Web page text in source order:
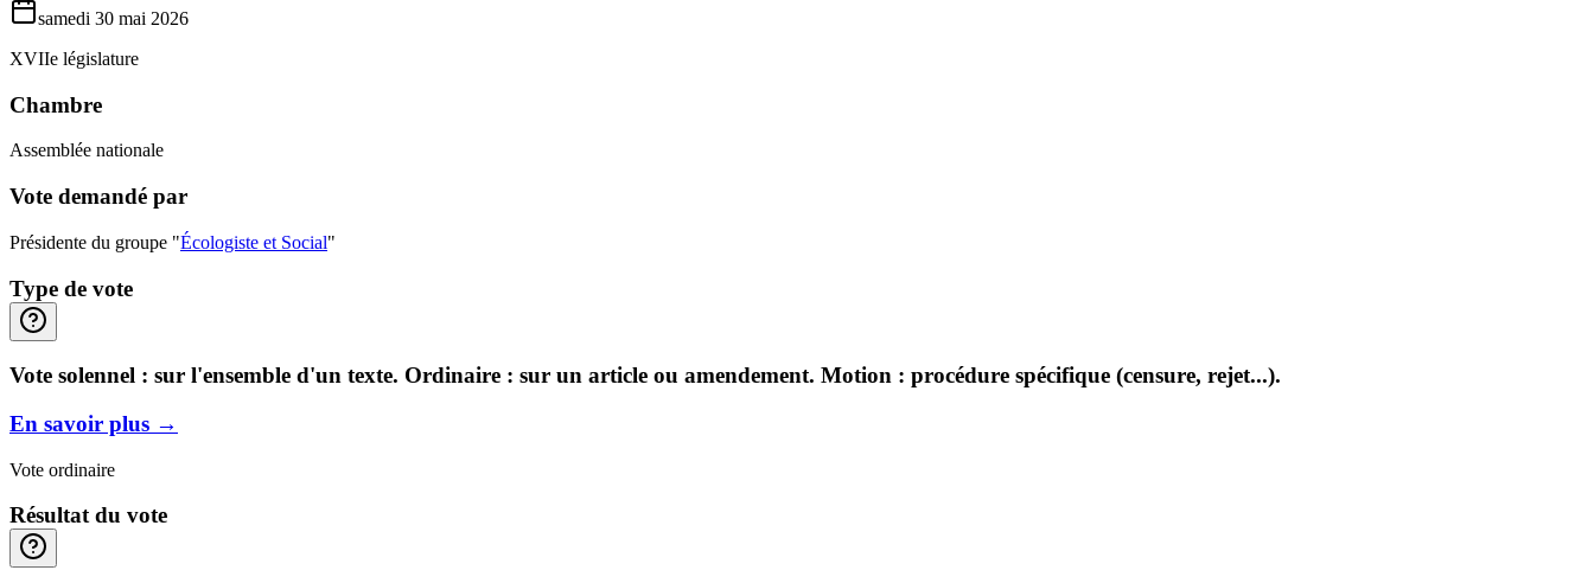
samedi 30 mai 2026
XVIIe législature
Chambre
Assemblée nationale
Vote demandé par
Présidente du groupe "Écologiste et Social"
Type de vote
Vote solennel : sur l'ensemble d'un texte. Ordinaire : sur un article ou amendement. Motion : procédure spécifique (censure, rejet...).
En savoir plus →
Vote ordinaire
Résultat du vote